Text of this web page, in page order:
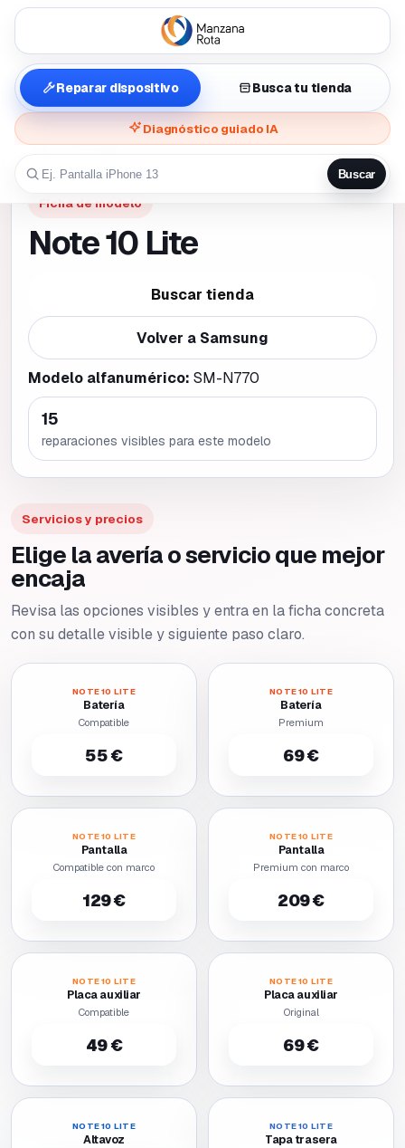
Reparar dispositivo Busca tu tienda
Diagnóstico guiado IA
Buscar
Ficha de modelo
Note 10 Lite
Buscar tienda
Volver a Samsung
Modelo alfanumérico: SM-N770
15
reparaciones visibles para este modelo
Servicios y precios
Elige la avería o servicio que mejor
encaja
Revisa las opciones visibles y entra en la ficha concreta
con su detalle visible y siguiente paso claro.
NOTE 10 LITE
Batería
Compatible
55 €
NOTE 10 LITE
Batería
Premium
69 €
NOTE 10 LITE
Pantalla
Compatible con marco
129 €
NOTE 10 LITE
Pantalla
Premium con marco
209 €
NOTE 10 LITE
Placa auxiliar
Compatible
49 €
NOTE 10 LITE
Placa auxiliar
Original
69 €
NOTE 10 LITE
Altavoz
NOTE 10 LITE
Tapa trasera